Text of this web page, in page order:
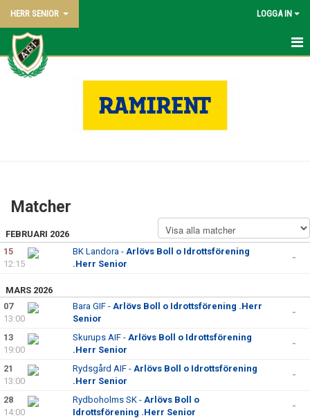
HERR SENIOR LOGGA IN
HEM
KONTAKT
Matcher
FEBRUARI 2026
15
12:15
BK Landora - Arlövs Boll o Idrottsförening
.Herr Senior
-
MARS 2026
07
13:00
Bara GIF - Arlövs Boll o Idrottsförening .Herr
Senior
-
13
19:00
Skurups AIF - Arlövs Boll o Idrottsförening
.Herr Senior
-
21
13:00
Rydsgård AIF - Arlövs Boll o Idrottsförening
.Herr Senior
-
28
14:00
Rydboholms SK - Arlövs Boll o
Idrottsförening .Herr Senior
-